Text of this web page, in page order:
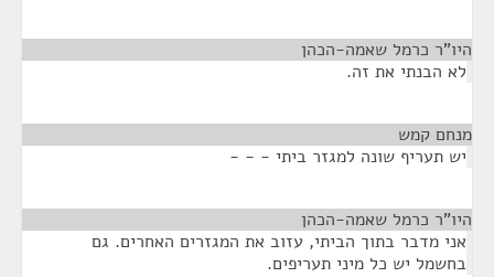
היו"ר כרמל שאמה-הכהן
לא הבנתי את זה.
מנחם קמש
יש תעריף שונה למגזר ביתי - - -
היו"ר כרמל שאמה-הכהן
אני מדבר בתוך הביתי, עזוב את המגזרים האחרים. גם
בחשמל יש כל מיני תעריפים.